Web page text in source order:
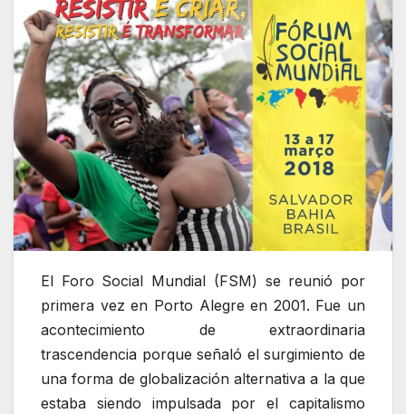
El Foro Social Mundial (FSM) se reunió por
primera vez en Porto Alegre en 2001. Fue un
acontecimiento de extraordinaria
trascendencia porque señaló el surgimiento de
una forma de globalización alternativa a la que
estaba siendo impulsada por el capitalismo